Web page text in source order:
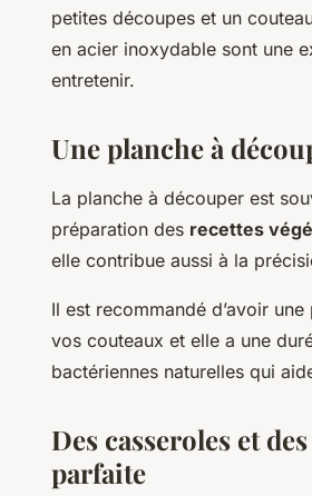
petites découpes et un
en acier inoxydable sont une
entretenir.
Une planche à
La planche à découper est
préparation des recettes
elle contribue aussi à la
Il est recommandé d’avoir
vos couteaux et elle a une
bactériennes naturelles qui
Des casseroles et
parfaite